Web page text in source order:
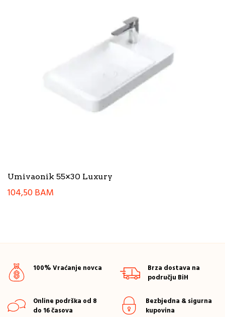
Umivaonik 55×30 Luxury
104,50BAM
100% Vraćanje novca
Brza dostava na
području BiH
Online podrška od 8
do 16 časova
Bezbjedna & sigurna
kupovina